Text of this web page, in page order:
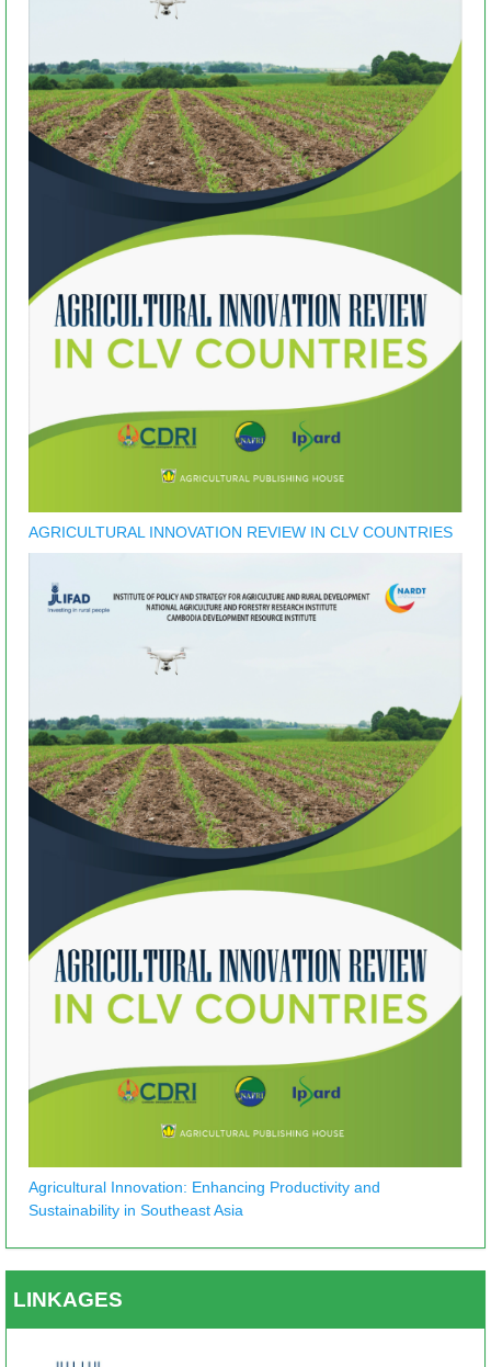
AGRICULTURAL INNOVATION REVIEW IN CLV COUNTRIES
Agricultural Innovation: Enhancing Productivity and
Sustainability in Southeast Asia
LINKAGES